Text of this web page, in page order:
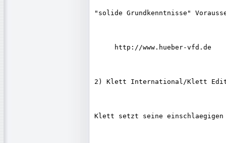
"solide Grundkenntnisse"
     http://www.hueber-vfd.de
2) Klett International/Klett
Klett setzt seine